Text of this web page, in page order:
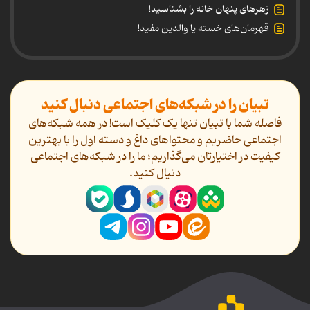
زهرهای پنهان خانه را بشناسید!
قهرمان‌های خسته یا والدین مفید!
تبیان را در شبکه‌های اجتماعی دنبال کنید
فاصله شما با تبیان تنها یک کلیک است! در همه شبکه‌های
اجتماعی حاضریم و محتواهای داغ و دسته اول را با بهترین
کیفیت در اختیارتان می‌گذاریم؛ ما را در شبکه‌های اجتماعی
دنیال کنید.